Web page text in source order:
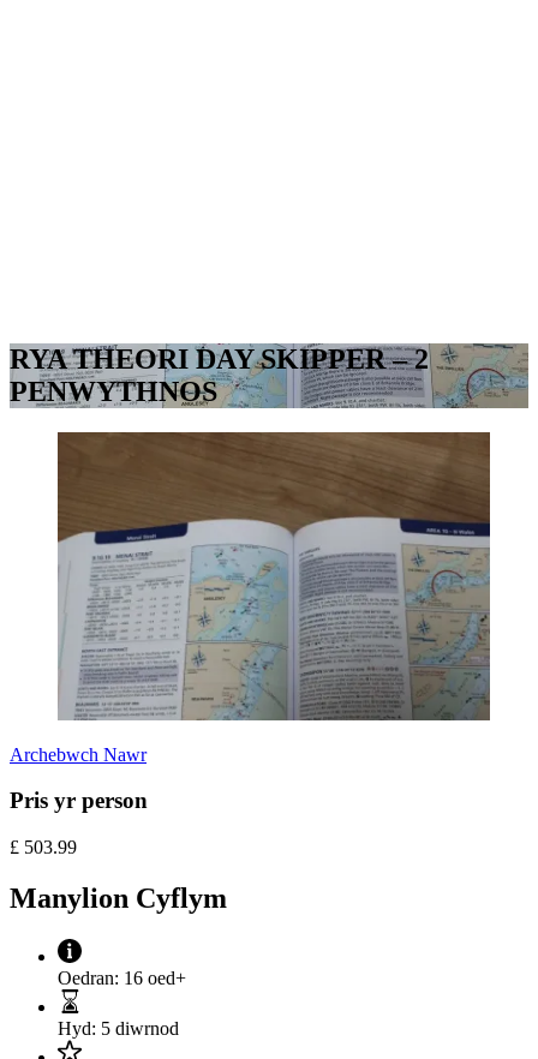
RYA THEORI DAY SKIPPER – 2
PENWYTHNOS
Archebwch Nawr
Pris yr person
£ 503.99
Manylion Cyflym
Oedran: 16 oed+
Hyd: 5 diwrnod